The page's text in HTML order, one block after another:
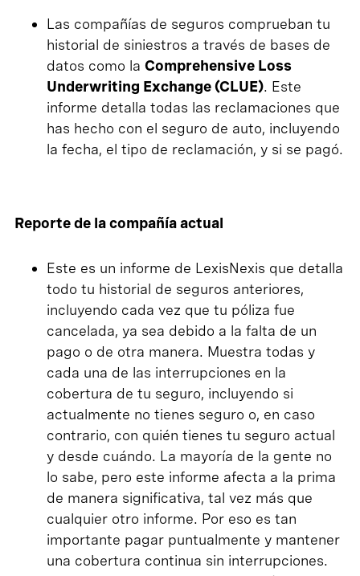
Las compañías de seguros comprueban tu
historial de siniestros a través de bases de
datos como la Comprehensive Loss
Underwriting Exchange (CLUE). Este
informe detalla todas las reclamaciones que
has hecho con el seguro de auto, incluyendo
la fecha, el tipo de reclamación, y si se pagó.
Reporte de la compañía actual
Este es un informe de LexisNexis que detalla
todo tu historial de seguros anteriores,
incluyendo cada vez que tu póliza fue
cancelada, ya sea debido a la falta de un
pago o de otra manera. Muestra todas y
cada una de las interrupciones en la
cobertura de tu seguro, incluyendo si
actualmente no tienes seguro o, en caso
contrario, con quién tienes tu seguro actual
y desde cuándo. La mayoría de la gente no
lo sabe, pero este informe afecta a la prima
de manera significativa, tal vez más que
cualquier otro informe. Por eso es tan
importante pagar puntualmente y mantener
una cobertura continua sin interrupciones.